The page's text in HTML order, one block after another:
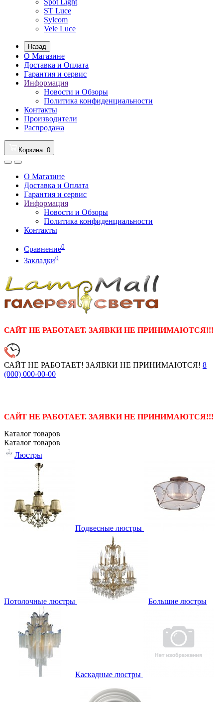
Spot Light
ST Luce
Sylcom
Vele Luce
Назад
О Магазине
Доставка и Оплата
Гарантия и сервис
Информация
Новости и Обзоры
Политика конфиденциальности
Контакты
Производители
Распродажа
Корзина: 0
О Магазине
Доставка и Оплата
Гарантия и сервис
Информация
Новости и Обзоры
Политика конфиденциальности
Контакты
Сравнение0
Закладки0
САЙТ НЕ РАБОТАЕТ. ЗАЯВКИ НЕ ПРИНИМАЮТСЯ!!!
САЙТ НЕ РАБОТАЕТ! ЗАЯВКИ НЕ ПРИНИМАЮТСЯ! 8
(000) 000-00-00
САЙТ НЕ РАБОТАЕТ. ЗАЯВКИ НЕ ПРИНИМАЮТСЯ!!!
Каталог товаров
Каталог товаров
Люстры
Подвесные люстры
Потолочные люстры Большие люстры
Каскадные люстры